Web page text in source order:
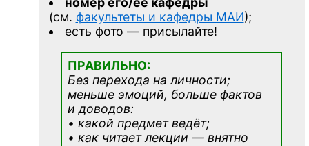
(см. факультеты и кафедры МАИ);
есть фото — присылайте!
ПРАВИЛЬНО:
Без перехода на личности;
меньше эмоций, больше фактов
и доводов:
• какой предмет ведёт;
• как читает лекции — внятно